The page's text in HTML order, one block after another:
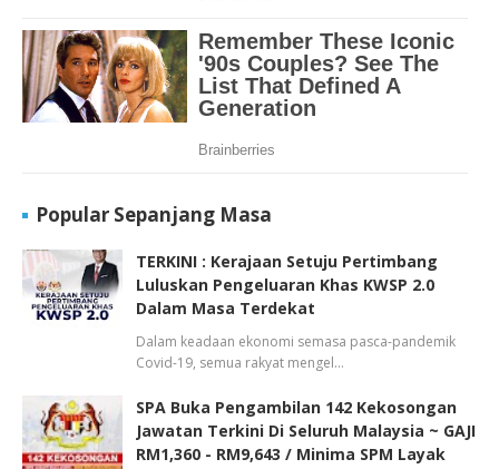
Popular Sepanjang Masa
TERKINI : Kerajaan Setuju Pertimbang
Luluskan Pengeluaran Khas KWSP 2.0
Dalam Masa Terdekat
Dalam keadaan ekonomi semasa pasca-pandemik
Covid-19, semua rakyat mengel…
SPA Buka Pengambilan 142 Kekosongan
Jawatan Terkini Di Seluruh Malaysia ~ GAJI
RM1,360 - RM9,643 / Minima SPM Layak